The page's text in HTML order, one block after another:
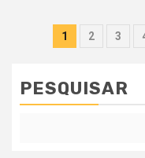
1 2 3
PESQUISAR